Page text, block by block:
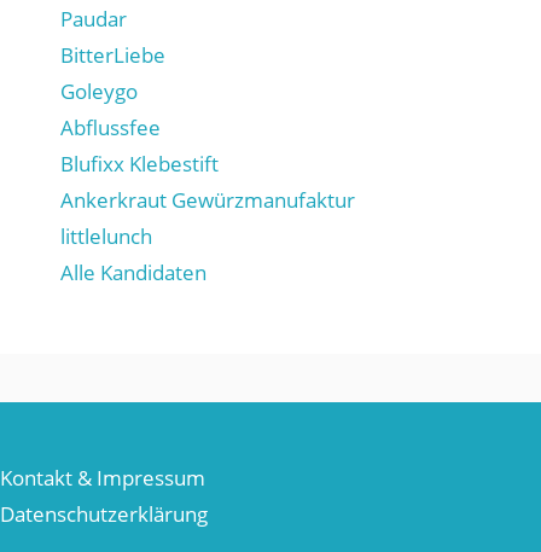
Paudar
BitterLiebe
Goleygo
Abflussfee
Blufixx Klebestift
Ankerkraut Gewürzmanufaktur
littlelunch
Alle Kandidaten
Kontakt & Impressum
Datenschutzerklärung